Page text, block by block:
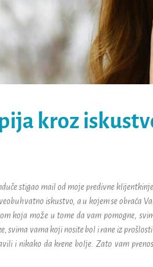
kroz
stigao mail od moje predivne
iskustvo, a u kojem se obraća
koja može u tome da vam pomogne,
svima vama koji nosite bol i rane iz
i nikako da krene bolje. Zato vam